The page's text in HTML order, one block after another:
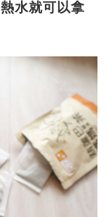
水就可以拿